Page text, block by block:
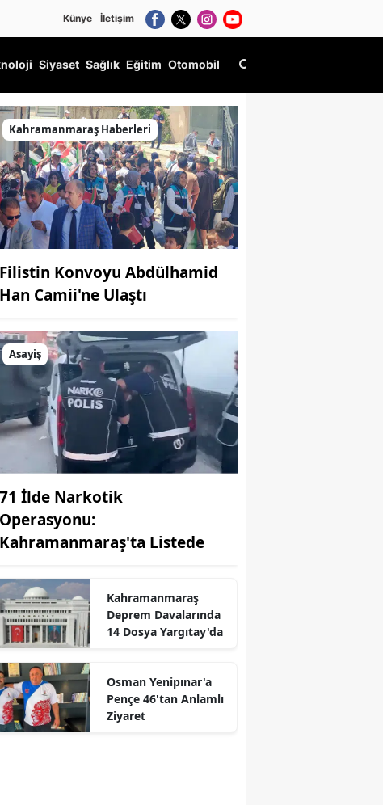
Künye İletişim
Siyaset Sağlık Eğitim Otomobil
Kahramanmaraş Haberleri
Filistin Konvoyu Abdülhamid
Han Camii'ne Ulaştı
Asayiş
71 İlde Narkotik
Operasyonu:
Kahramanmaraş'ta Listede
Kahramanmaraş
Deprem Davalarında
14 Dosya Yargıtay'da
Osman Yenipınar'a
Pençe 46'tan Anlamlı
Ziyaret